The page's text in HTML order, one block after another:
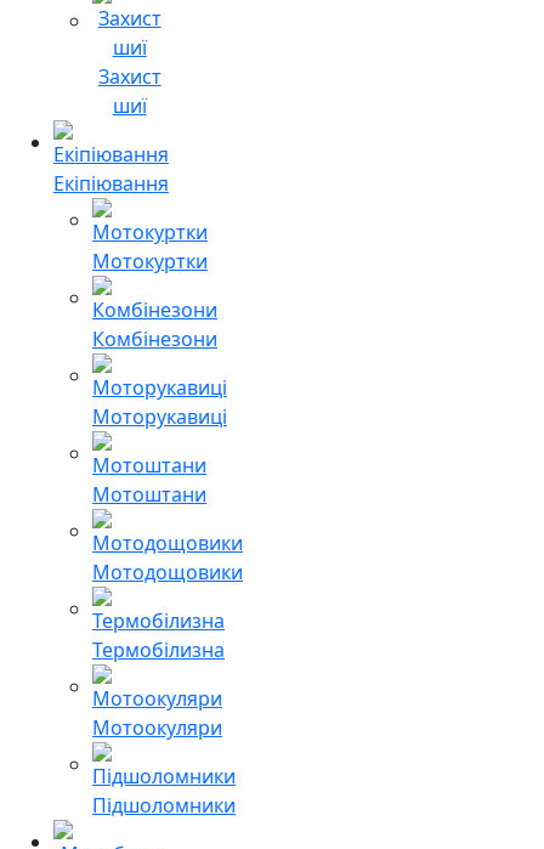
Захист
шиї
Екіпіювання
Мотокуртки
Комбінезони
Моторукавиці
Мотоштани
Мотодощовики
Термобілизна
Мотоокуляри
Підшоломники